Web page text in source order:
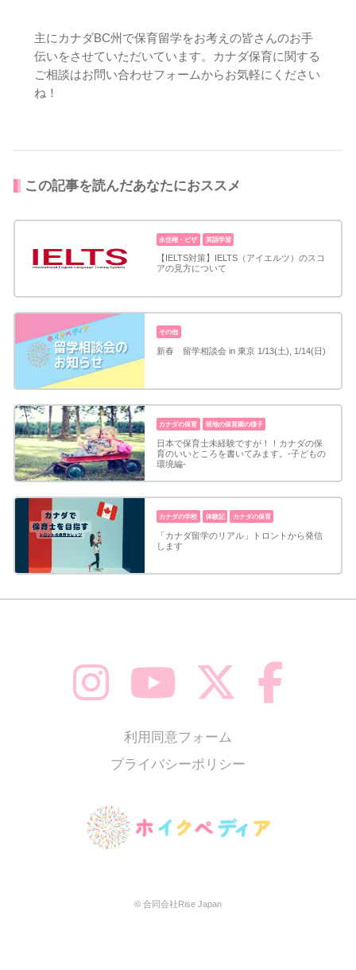
主にカナダBC州で保育留学をお考えの皆さんのお手
伝いをさせていただいています。カナダ保育に関する
ご相談はお問い合わせフォームからお気軽にください
ね！
この記事を読んだあなたにおススメ
永住権・ビザ 英語学習
【IELTS対策】IELTS（アイエルツ）のスコ
アの見方について
その他
新春 留学相談会 in 東京 1/13(土), 1/14(日)
カナダの保育 現地の保育園の様子
日本で保育士未経験ですが！！カナダの保
育のいいところを書いてみます。-子どもの
環境編-
カナダの学校 体験記 カナダの保育
「カナダ留学のリアル」トロントから発信
します
利用同意フォーム
プライバシーポリシー
© 合同会社Rise Japan